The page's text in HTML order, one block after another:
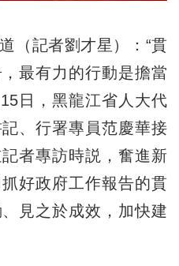
記者劉才星）：“貫
最有力的行動是擔當
日，黑龍江省人大代
、行署專員范慶華接
者專訪時説，奮進新
好政府工作報告的貫
見之於成效，加快建